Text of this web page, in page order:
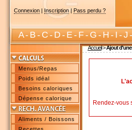
Connexion| Inscription| Pass perdu ?
A-B-C-D-E-F-G-H-I-J
Accueil>Ajout
Menus/Repas
Poids idéal
Besoins caloriques
Dépense calorique
Aliments / Boissons
Rendez-vous